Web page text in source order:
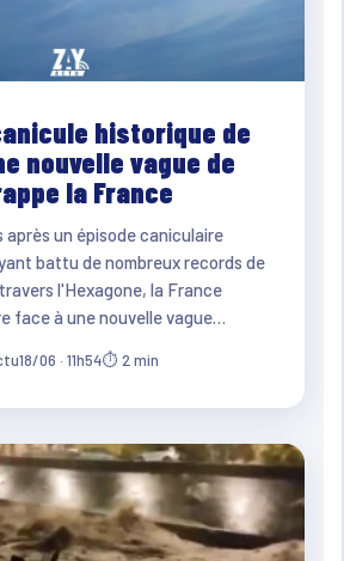
historique de
nouvelle vague de
la France
après un épisode caniculaire
battu de nombreux records de
l'Hexagone, la France
face à une nouvelle vague…
18/06 · 11h54⏱ 2 min